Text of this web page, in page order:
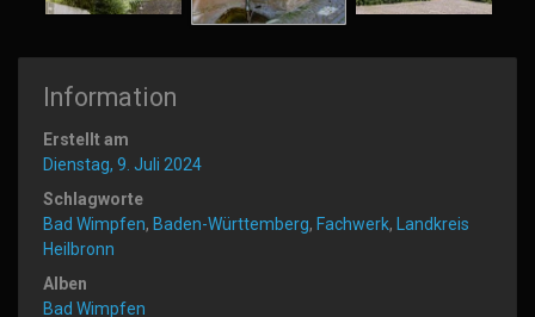
Information
Erstellt am
Dienstag, 9. Juli 2024
Schlagworte
Bad Wimpfen, Baden-Württemberg, Fachwerk,
Landkreis
Heilbronn
Alben
Bad Wimpfen